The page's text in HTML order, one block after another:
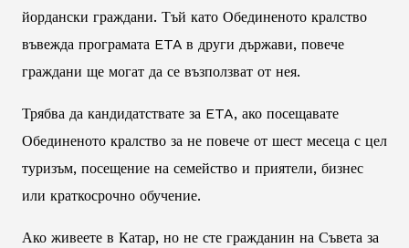
йордански граждани. Тъй като Обединеното кралство
въвежда програмата ETA в други държави, повече
граждани ще могат да се възползват от нея.
Трябва да кандидатствате за ETA, ако посещавате
Обединеното кралство за не повече от шест месеца с цел
туризъм, посещение на семейство и приятели, бизнес
или краткосрочно обучение.
Ако живеете в Катар, но не сте гражданин на Съвета за